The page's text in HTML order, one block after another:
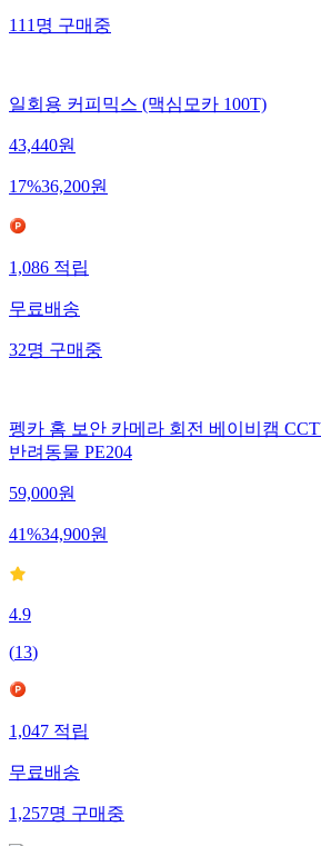
111명구매중
일회용 커피믹스 (맥심모카 100T)
43,440원
17%36,200원
1,086적립
무료배송
32명구매중
펭카 홈 보안 카메라 회전 베이비캠
반려동물 PE204
59,000원
41%34,900원
4.9
(13)
1,047적립
무료배송
1,257명구매중